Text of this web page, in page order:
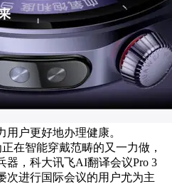
户更好地办理健康。
在智能穿戴范畴的又一力做，
器，科大讯飞AI翻译会议Pro 3
次进行国际会议的用户尤为主